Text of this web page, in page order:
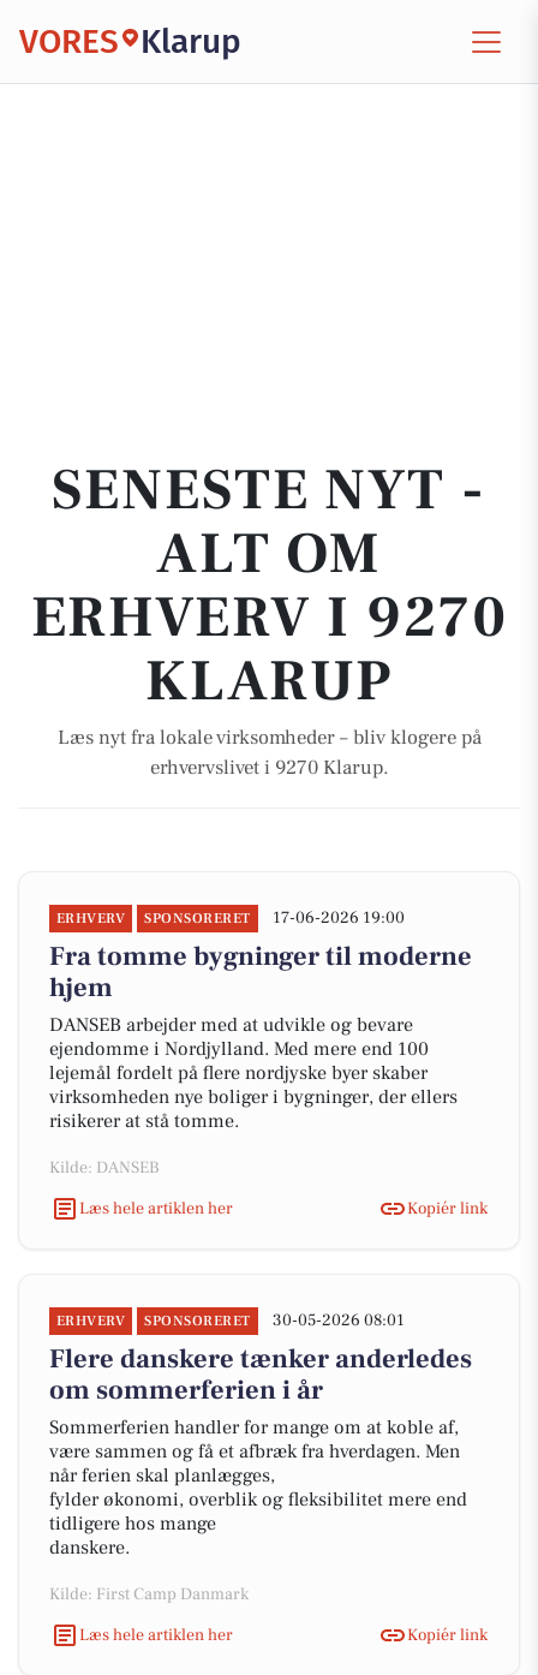
VORES Klarup
SENESTE NYT -
ALT OM
ERHVERV I 9270
KLARUP
Læs nyt fra lokale virksomheder – bliv klogere på
erhvervslivet i 9270 Klarup.
ERHVERV SPONSORERET 17-06-2026 19:00
Fra tomme bygninger til moderne
hjem
DANSEB arbejder med at udvikle og bevare
ejendomme i Nordjylland. Med mere end 100
lejemål fordelt på flere nordjyske byer skaber
virksomheden nye boliger i bygninger, der ellers
risikerer at stå tomme.
Kilde: DANSEB
Læs hele artiklen her
Kopiér link
ERHVERV SPONSORERET 30-05-2026 08:01
Flere danskere tænker anderledes
om sommerferien i år
Sommerferien handler for mange om at koble af,
være sammen og få et afbræk fra hverdagen. Men
når ferien skal planlægges,
fylder økonomi, overblik og fleksibilitet mere end
tidligere hos mange
danskere.
Kilde: First Camp Danmark
Læs hele artiklen her
Kopiér link